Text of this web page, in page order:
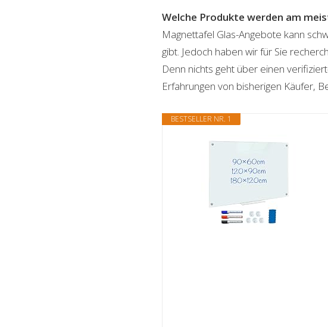
Welche Produkte werden am
Magnettafel Glas-Angebote kann
gibt. Jedoch haben wir für Sie
Denn nichts geht über einen
Erfahrungen von bisherigen Käufer,
BESTSELLER NR. 1